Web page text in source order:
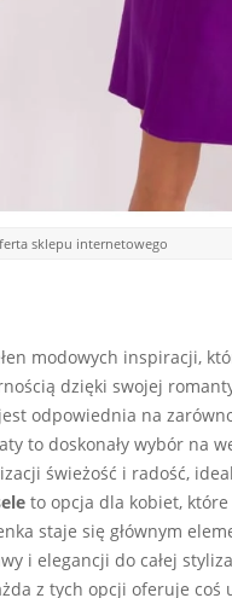
sklepu internetowego
modowych inspiracji,
dzięki swojej
odpowiednia na
to doskonały wybór na
świeżość i radość,
to opcja dla kobiet, które
staje się głównym
i elegancji do całej
z tych opcji oferuje coś